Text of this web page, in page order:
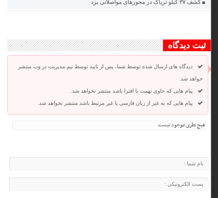
کشف ۳۷ کیلو تریاک در محور‌های مواصلاتی یزد
ثبت دیدگاه
دیدگاه های ارسال شده توسط شما، پس از تایید توسط تیم مدیریت در وب منتشر
خواهد شد.
پیام هایی که حاوی تهمت یا افترا باشد منتشر نخواهد شد.
پیام هایی که به غیر از زبان فارسی یا غیر مرتبط باشد منتشر نخواهد شد.
هیچ نظری موجود نیست